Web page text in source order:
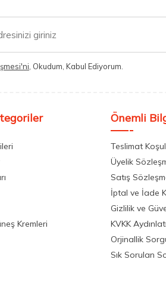
, Okudum, Kabul Ediyorum.
Kremleri
Önemli
Teslimat
Üyelik
Satış
İptal ve İade
Gizlilik ve
KVKK
Orjinallik
Sık Sorulan